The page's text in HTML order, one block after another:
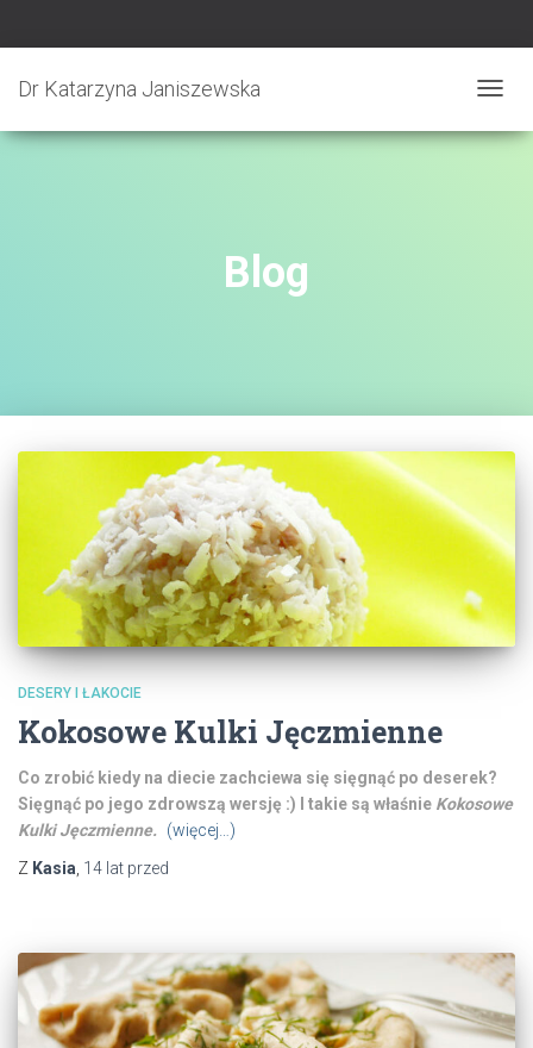
Dr Katarzyna Janiszewska
Blog
DESERY I ŁAKOCIE
Kokosowe Kulki Jęczmienne
Co zrobić kiedy na diecie zachciewa się sięgnąć po deserek?
Sięgnąć po jego zdrowszą wersję :) I takie są właśnie Kokosowe
Kulki Jęczmienne.
(więcej…)
Z Kasia 14 lat przed